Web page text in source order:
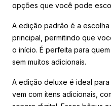
opções que você pode
A edição padrão é a escolha
principal, permitindo que
o início. É perfeita para
sem muitos adicionais.
A edição deluxe é ideal para
vem com itens adicionais,